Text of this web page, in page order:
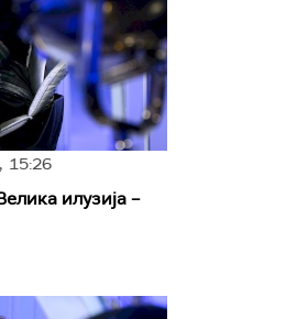
, 15:26
илузија –